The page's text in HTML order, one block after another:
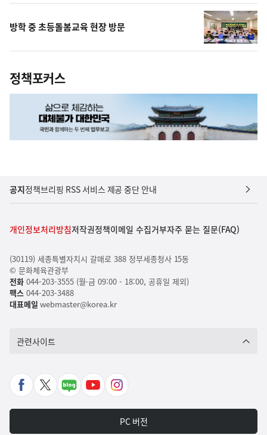
방학 중 초등돌봄교육 현장 방문
정책포커스
공지정책브리핑 RSS 서비스 제공 중단 안내
개인정보처리방침저작권정책이메일 수집거부자주 묻는 질문(FAQ)
(30119) 세종특별자치시 갈매로 388 정부세종청사 15동
© 문화체육관광부
전화044-203-3555 (월-금 09:00 - 18:00, 공휴일 제외)
팩스044-203-3488
대표메일 webmaster@korea.kr
관련사이트
페
북
X
가
네
포
유
바
인
타
그
PC 버전